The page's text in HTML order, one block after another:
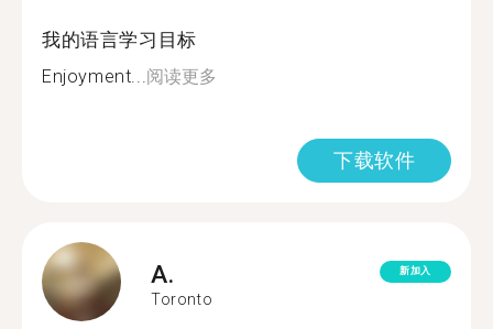
我的语言学习目标
Enjoyment...阅读更多
下载软件
A.
Toronto
新加入